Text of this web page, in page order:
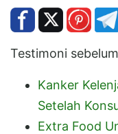
Testimoni
Kanker
Setelah
Extra Food